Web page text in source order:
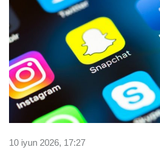
10 iyun 2026, 17:27